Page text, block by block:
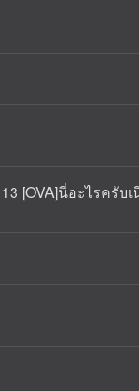
[OVA]นี่อะไรครับเ